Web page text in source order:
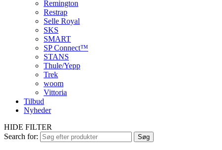
Remington
Restrap
Selle Royal
SKS
SMART
SP Connect™
STANS
Thule/Yepp
Trek
woom
Vittoria
Tilbud
Nyheder
HIDE FILTER
Search for:
Søg